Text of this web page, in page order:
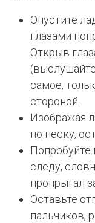
Опустите
глазами
Открыв
самое,
стороной.
Изображая
по песку,
Попробуйте
следу,
пропрыгал
Оставьте
пальчиков,